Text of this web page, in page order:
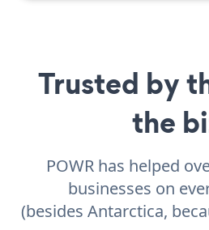
Trusted by
the
POWR has helped
businesses on
(besides Antarctica,